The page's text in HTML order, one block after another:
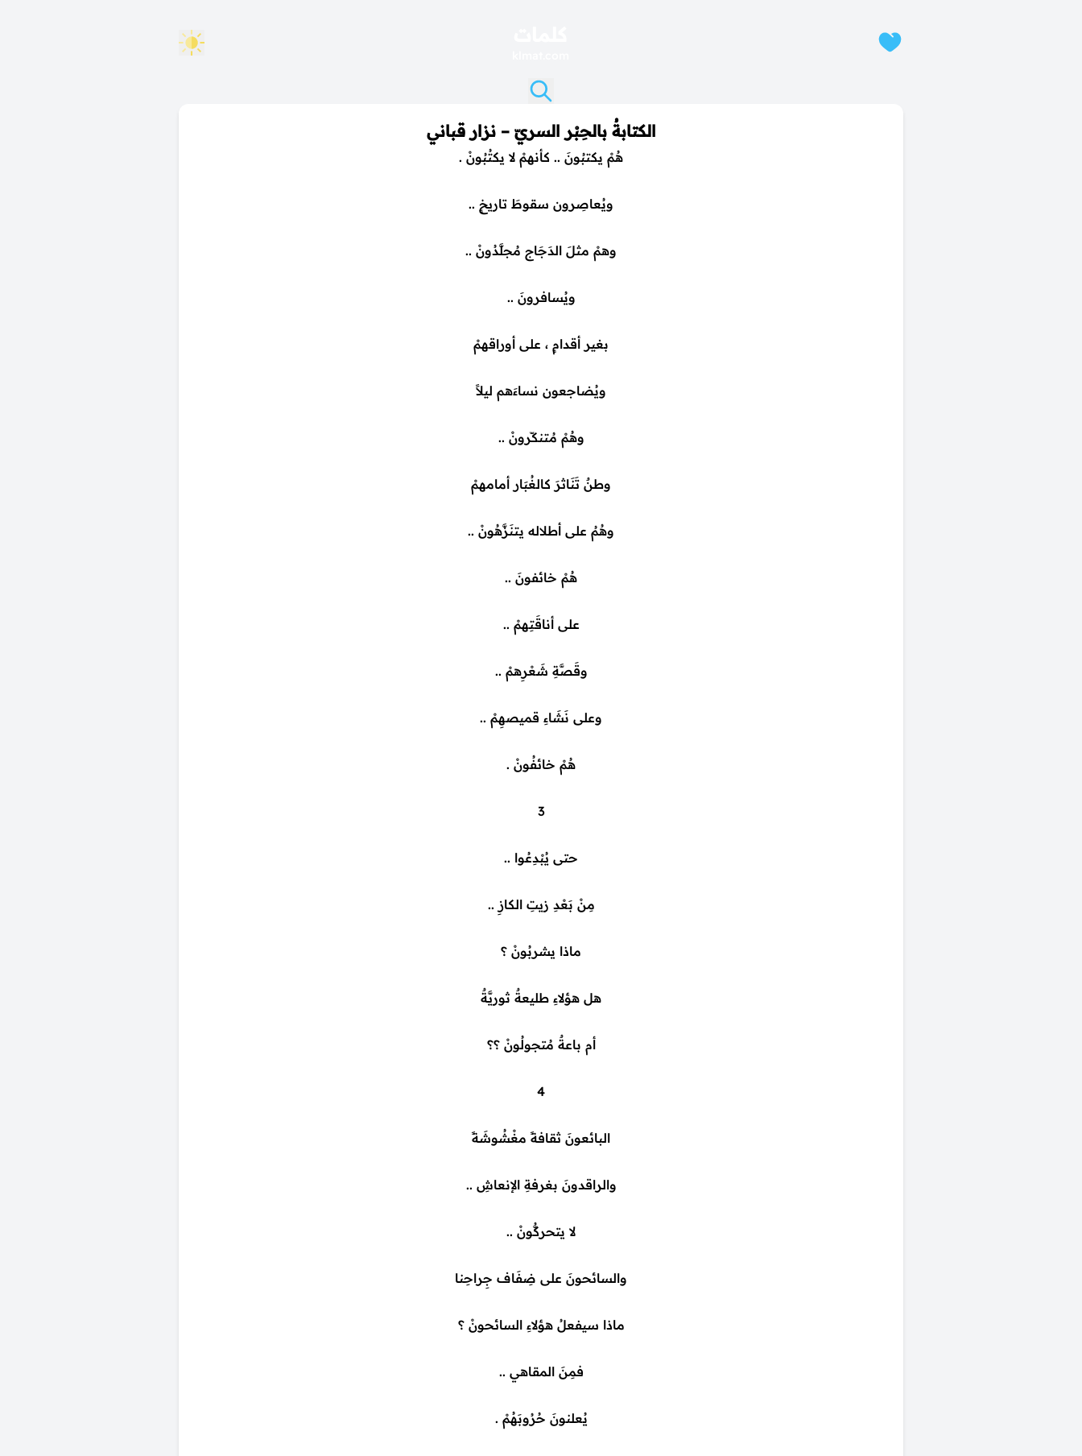
الكتابةُ بالحِبْر السريّ – نزار قباني
هُمْ يكتبُونَ .. كأنهمْ لا يكتُبُونْ .
ويُعاصِرون سقوطَ تاريخٍ ..
وهمْ مثلَ الدَجَاج مُجلَّدُونْ ..
ويُسافرونَ ..
بغير أقدامٍ ، على أوراقهمْ
ويُضاجعون نساءَهم ليلاً
وهُمْ مُتنكّرونْ ..
وطنٌ تَنَاثرَ كالغُبَار أمامهمْ
وهُمُ على أطلاله يتنَزَّهُونْ ..
هُمْ خائفونَ ..
على أناقَتِهمْ ..
وقَصَّةِ شَعْرِهمْ ..
وعلى نَشَاءِ قميصهِمْ ..
هُمْ خائفُونْ .
3
حتى يُبْدِعُوا ..
مِنْ بَعْدِ زيتِ الكازِ ..
ماذا يشربُونْ ؟
هل هؤلاءِ طليعةٌ ثوريَّةٌ
أم باعةٌ مُتجولُونْ ؟؟
4
البائعونَ ثقافةً مغْشُوشَةً
والراقدونَ بغرفةِ الإنعاشِ ..
لا يتحركُّونْ ..
والسائحونَ على ضِفَاف جِراحِنا
ماذا سيفعلُ هؤلاءِ السائحونْ ؟
فمِنَ المقاهي ..
يُعلنونَ حُرُوبَهُمْ .